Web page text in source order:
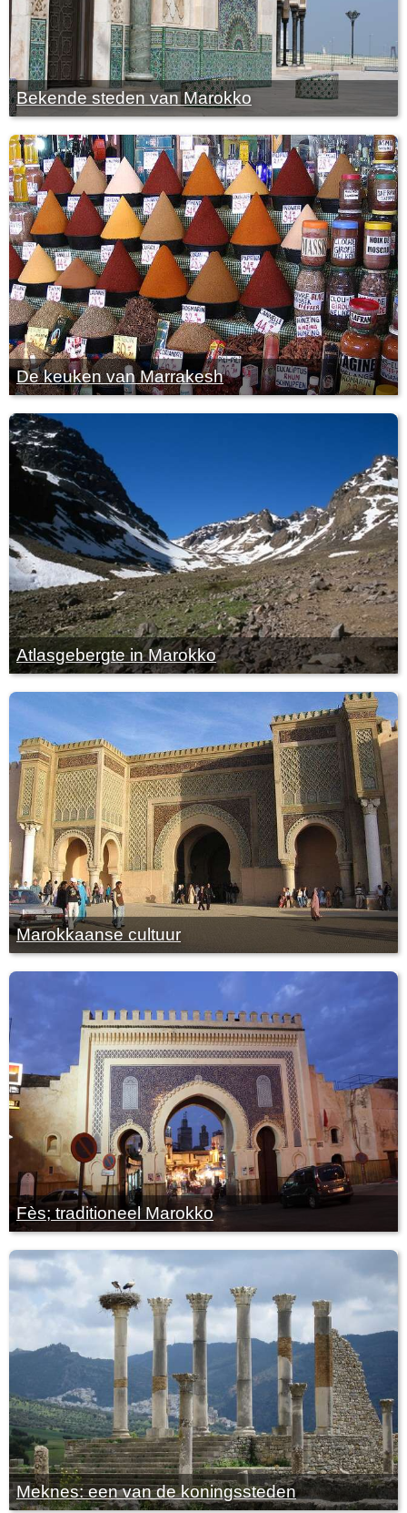
Bekende steden van Marokko
De keuken van Marrakesh
Atlasgebergte in Marokko
Marokkaanse cultuur
Fès; traditioneel Marokko
Meknes: een van de koningssteden